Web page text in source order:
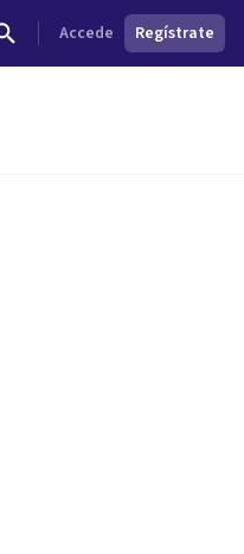
Accede Regístrate